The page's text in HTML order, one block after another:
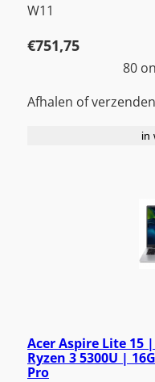
W11
€751,75
80
Afhalen of verzenden
in
Acer Aspire Lite 15
Ryzen 3 5300U |
Pro